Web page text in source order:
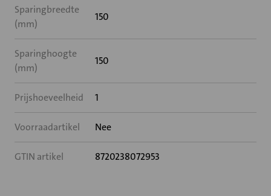
Sparingbreedte
(mm)
150
Sparinghoogte
(mm)
150
Prijshoeveelheid 1
Voorraadartikel Nee
GTIN artikel 8720238072953